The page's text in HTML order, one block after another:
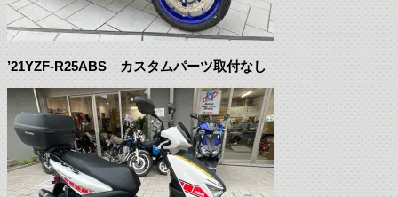
’21YZF-R25ABS カスタムパーツ取付なし